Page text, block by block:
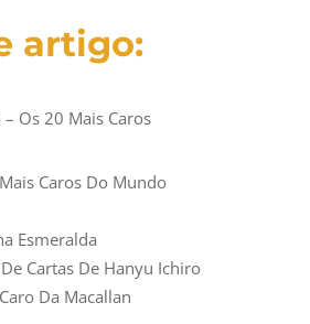
artigo:
Os 20 Mais Caros
Caros Do Mundo
Esmeralda
Cartas De Hanyu Ichiro
Da Macallan